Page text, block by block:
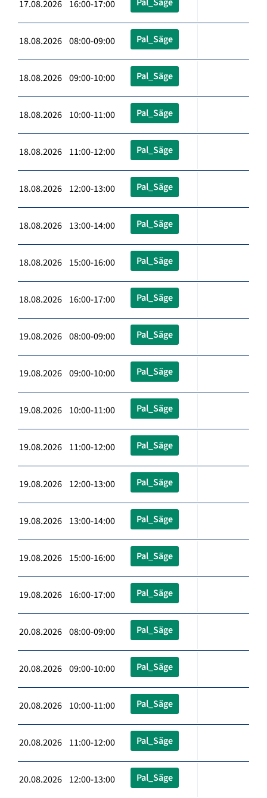
17.08.2026 16:00-17:00
18.08.2026 08:00-09:00 Pal_Säge
18.08.2026 09:00-10:00 Pal_Säge
18.08.2026 10:00-11:00 Pal_Säge
18.08.2026 11:00-12:00 Pal_Säge
18.08.2026 12:00-13:00 Pal_Säge
18.08.2026 13:00-14:00 Pal_Säge
18.08.2026 15:00-16:00 Pal_Säge
18.08.2026 16:00-17:00 Pal_Säge
19.08.2026 08:00-09:00 Pal_Säge
19.08.2026 09:00-10:00 Pal_Säge
19.08.2026 10:00-11:00 Pal_Säge
19.08.2026 11:00-12:00 Pal_Säge
19.08.2026 12:00-13:00 Pal_Säge
19.08.2026 13:00-14:00 Pal_Säge
19.08.2026 15:00-16:00 Pal_Säge
19.08.2026 16:00-17:00 Pal_Säge
20.08.2026 08:00-09:00 Pal_Säge
20.08.2026 09:00-10:00 Pal_Säge
20.08.2026 10:00-11:00 Pal_Säge
20.08.2026 11:00-12:00 Pal_Säge
20.08.2026 12:00-13:00 Pal_Säge